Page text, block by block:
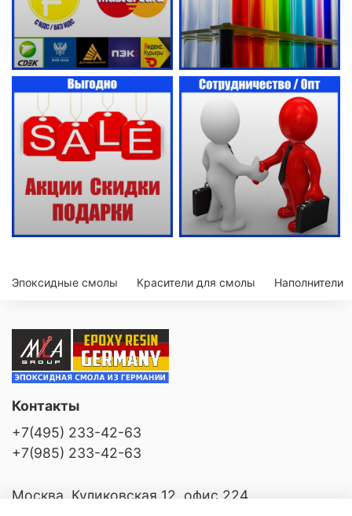
Эпоксидные смолы Красители для смолы Наполнители
Контакты
+7(495) 233-42-63
+7(985) 233-42-63
Москва, Куликовская 12, офис 224